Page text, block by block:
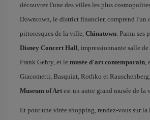
découvrez l'une des villes les plus
Downtown, le district financier, comprend l'un
pittoresques de la ville, Chinatown. Parmi ses
Disney Concert Hall, impressionnante salle
Frank Gehry, et le musée d'art contemporain,
Giacometti, Basquiat, Rothko et
Museum of Art est un autre grand musée de la
Et pour une virée shopping, rendez-vous sur la